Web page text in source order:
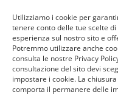
Utilizziamo i cookie per
tenere conto delle tue scelte
esperienza sul nostro sito e
Potremmo utilizzare anche
consulta le nostre Privacy
consultazione del sito devi
impostare i cookie. La
comporta il permanere delle